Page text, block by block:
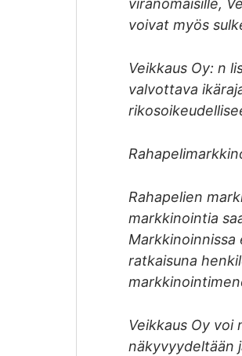
voivat myös
Veikkaus Oy: n
valvottava
Rahapelien
markkinointia
Markkinoinnissa
ratkaisuna
Veikkaus Oy voi
näkyvyydeltään